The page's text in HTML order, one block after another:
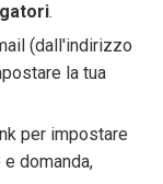
.
(dall'indirizzo
la tua
per impostare
domanda,